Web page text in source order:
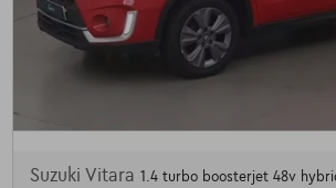
Suzuki Vitara 1.4 turbo boosterjet 48v